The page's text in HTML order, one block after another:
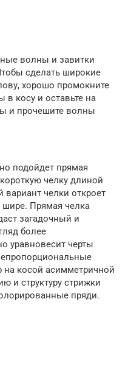
волны и завитки
сделать широкие
хорошо промокните
в косу и оставьте на
и прочешите волны
подойдет прямая
челку длиной
вариант челки откроет
шире. Прямая челка
загадочный и
более
уравновесит черты
на косой асимметричной
и структуру стрижки
пряди.